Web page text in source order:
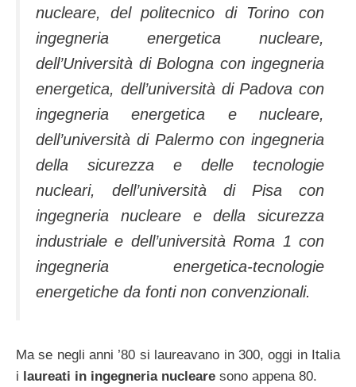
nucleare, del politecnico di Torino con
ingegneria energetica nucleare,
dell’Università di Bologna con ingegneria
energetica, dell’università di Padova con
ingegneria energetica e nucleare,
dell’università di Palermo con ingegneria
della sicurezza e delle tecnologie
nucleari, dell’università di Pisa con
ingegneria nucleare e della sicurezza
industriale e dell’università Roma 1 con
ingegneria energetica-tecnologie
energetiche da fonti non convenzionali.
Ma se negli anni ’80 si laureavano in 300, oggi in Italia
i laureati in ingegneria nucleare sono appena 80.